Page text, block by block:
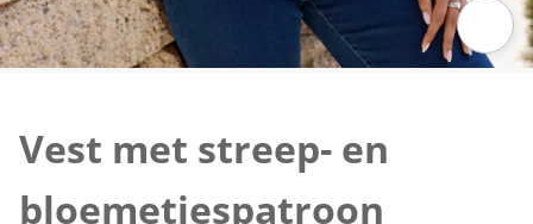
Vest met streep- en
bloemetjespatroon